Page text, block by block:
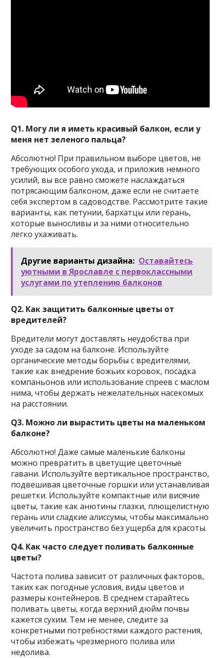
Q1. Могу ли я иметь красивый балкон, если у
меня нет зеленого пальца?
Абсолютно! При правильном выборе цветов, не
требующих особого ухода, и приложив немного
усилий, вы все равно сможете наслаждаться
потрясающим балконом, даже если не считаете
себя экспертом в садоводстве. Рассмотрите такие
варианты, как петунии, бархатцы или герань,
которые выносливы и за ними относительно
легко ухаживать.
Другие варианты дизайна: Оставайтесь
уютными в Ярославле с первоклассными
услугами по утеплению балконов
Q2. Как защитить балконные цветы от
вредителей?
Вредители могут доставлять неудобства при
уходе за садом на балконе. Используйте
органические методы борьбы с вредителями,
такие как внедрение божьих коровок, посадка
компаньонов или использование спреев с маслом
нима, чтобы держать нежелательных насекомых
на расстоянии.
Q3. Можно ли вырастить цветы на маленьком
балконе?
Абсолютно! Даже самые маленькие балконы
можно превратить в цветущие цветочные
гавани. Используйте вертикальное пространство,
подвешивая цветочные горшки или устанавливая
решетки. Используйте компактные или висячие
цветы, такие как анютины глазки, плющелистную
герань или сладкие алиссумы, чтобы максимально
увеличить пространство без ущерба для красоты.
Q4. Как часто следует поливать балконные
цветы?
Частота полива зависит от различных факторов,
таких как погодные условия, виды цветов и
размеры контейнеров. В среднем старайтесь
поливать цветы, когда верхний дюйм почвы
кажется сухим. Тем не менее, следите за
конкретными потребностями каждого растения,
чтобы избежать чрезмерного полива или
недолива.